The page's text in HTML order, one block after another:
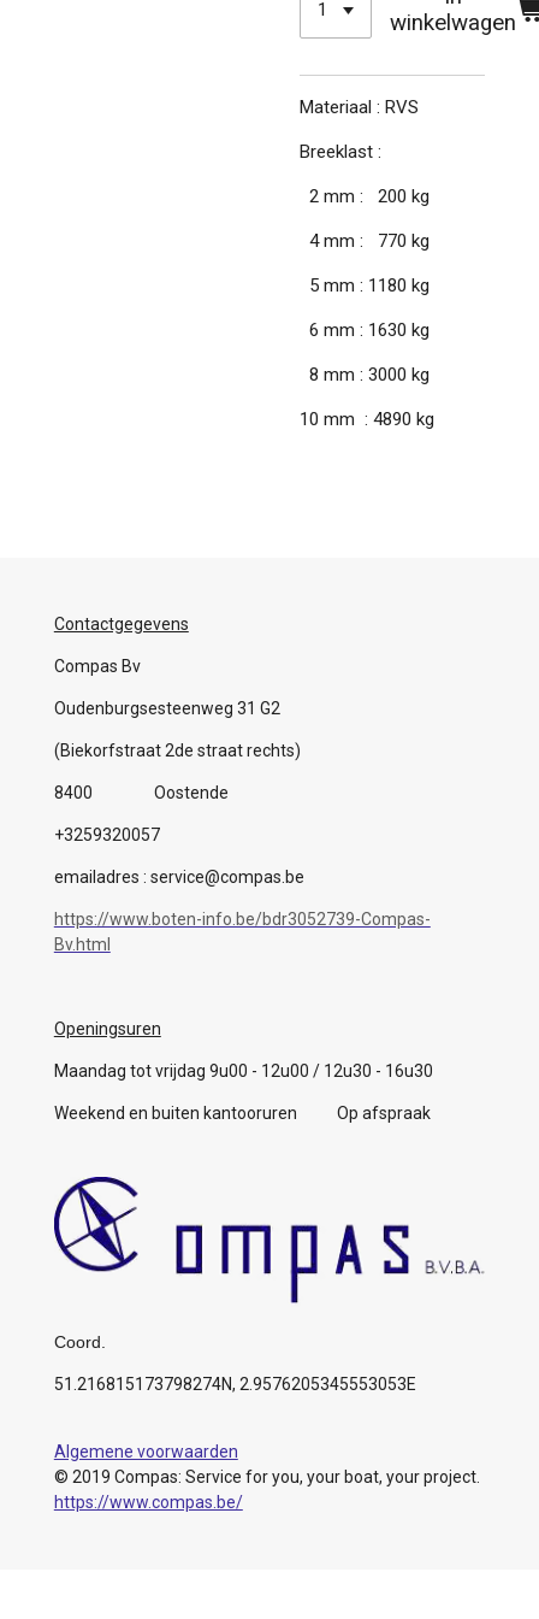
winkelwagen
Materiaal : RVS
Breeklast :
2 mm : 200 kg
4 mm : 770 kg
5 mm : 1180 kg
6 mm : 1630 kg
8 mm : 3000 kg
10 mm : 4890 kg
Contactgegevens
Compas Bv
Oudenburgsesteenweg 31 G2
(Biekorfstraat 2de straat rechts)
8400 Oostende
+3259320057
emailadres : service@compas.be
https://www.boten-info.be/bdr3052739-Compas-
Bv.html
Openingsuren
Maandag tot vrijdag 9u00 - 12u00 / 12u30 - 16u30
Weekend en buiten kantooruren Op afspraak
Coord.
51.216815173798274N, 2.9576205345553053E
Algemene voorwaarden
© 2019 Compas: Service for you, your boat, your project.
https://www.compas.be/